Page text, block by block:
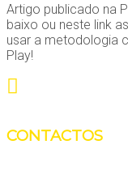
Artigo publicado na
baixo ou neste link
usar a metodologia
Play!
CONTACTOS